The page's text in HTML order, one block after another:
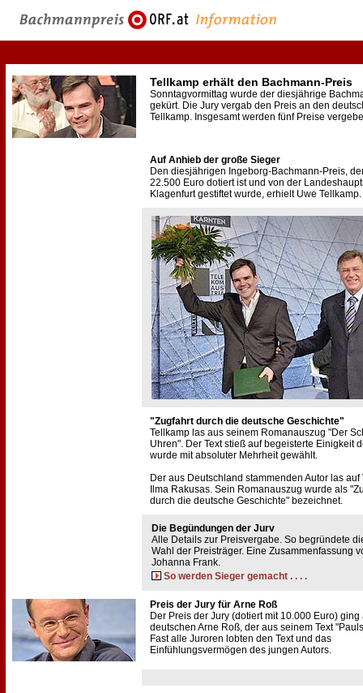
Tellkamp erhält den Bachmann-Preis
Sonntagvormittag wurde der diesjährige
gekürt. Die Jury vergab den Preis an den
Tellkamp. Insgesamt werden fünf Preise
Auf Anhieb der große Sieger
Den diesjährigen Ingeborg-Bachmann-Preis,
22.500 Euro dotiert ist und von der
Klagenfurt gestiftet wurde, erhielt Uwe Tellkamp.
"Zugfahrt durch die deutsche Geschichte"
Tellkamp las aus seinem Romanauszug "Der
Uhren". Der Text stieß auf begeisterte Einigkeit
wurde mit absoluter Mehrheit gewählt.
Der aus Deutschland stammenden Autor las auf
Ilma Rakusas. Sein Romanauszug wurde als
durch die deutsche Geschichte" bezeichnet.
Die Begündungen der Jurv
Alle Details zur Preisvergabe. So begründete
Wahl der Preisträger. Eine Zusammenfassung
Johanna Frank.
So werden Sieger gemacht . . . .
Preis der Jury für Arne Roß
Der Preis der Jury (dotiert mit 10.000 Euro) ging
deutschen Arne Roß, der aus seinem Text
Fast alle Juroren lobten den Text und das
Einfühlungsvermögen des jungen Autors.